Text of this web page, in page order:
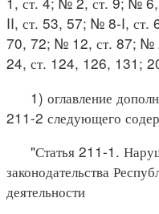
II, ст. 53, 57; № 8-I, ст.
70, 72; № 12, ст. 87; №
24, ст. 124, 126, 131;
1) оглавление
211-2 следующего
"Статья 211-1.
законодательства
деятельности